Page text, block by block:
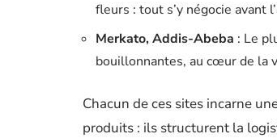
fleurs : tout s’y négocie avant
Merkato, Addis-Abeba : Le
bouillonnantes, au cœur de la
Chacun de ces sites incarne
produits : ils structurent la